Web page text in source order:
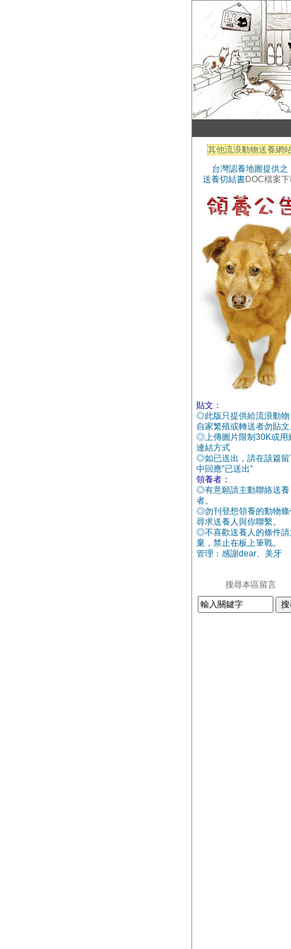
其他流浪動物送養網
台灣認養地圖提供之
送養切結書DOC檔案下
貼文：
◎此版只提供給流浪動物
自家繁殖或轉送者勿貼文
◎上傳圖片限制30K或用
連結方式
◎如已送出，請在該篇留
中回應”已送出”
領養者：
◎有意願請主動聯絡送養
者。
◎勿刊登想領養的動物條
尋求送養人與你聯繫。
◎不喜歡送養人的條件請
棄，禁止在板上筆戰。
管理：感謝dear、美牙
搜尋本區留言